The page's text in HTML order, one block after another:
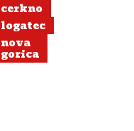
cerkno
logatec
nova
gorica